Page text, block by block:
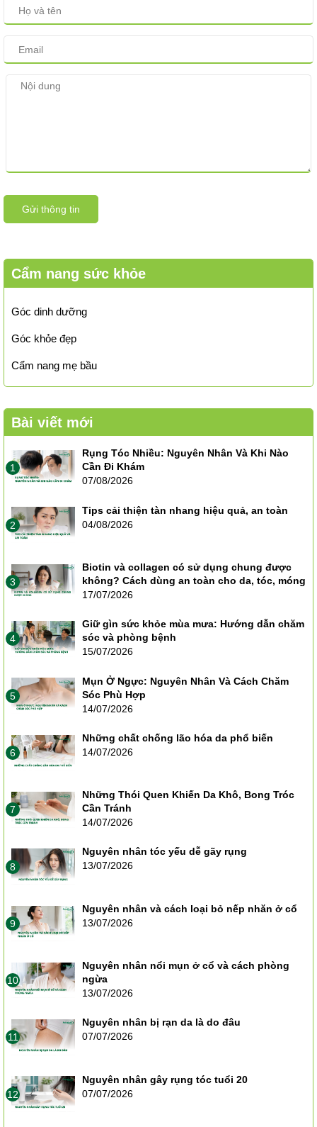
Gửi thông tin
Cẩm nang sức khỏe
Góc dinh dưỡng
Góc khỏe đẹp
Cẩm nang mẹ bầu
Bài viết mới
1
Rụng Tóc Nhiều: Nguyên Nhân Và Khi Nào
Cần Đi Khám
07/08/2026
2
Tips cải thiện tàn nhang hiệu quả, an toàn
04/08/2026
3
Biotin và collagen có sử dụng chung được
không? Cách dùng an toàn cho da, tóc, móng
17/07/2026
4
Giữ gìn sức khỏe mùa mưa: Hướng dẫn chăm
sóc và phòng bệnh
15/07/2026
5
Mụn Ở Ngực: Nguyên Nhân Và Cách Chăm
Sóc Phù Hợp
14/07/2026
6
Những chất chống lão hóa da phổ biến
14/07/2026
7
Những Thói Quen Khiến Da Khô, Bong Tróc
Cần Tránh
14/07/2026
8
Nguyên nhân tóc yếu dễ gãy rụng
13/07/2026
9
Nguyên nhân và cách loại bỏ nếp nhăn ở cổ
13/07/2026
10
Nguyên nhân nổi mụn ở cổ và cách phòng
ngừa
13/07/2026
11
Nguyên nhân bị rạn da là do đâu
07/07/2026
12
Nguyên nhân gây rụng tóc tuổi 20
07/07/2026